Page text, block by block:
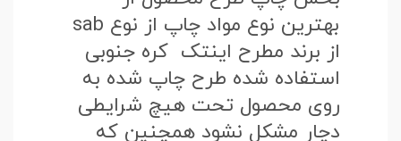
بهترین نوع مواد چاپ از نوع sab
از برند مطرح اینتک کره جنوبی
استفاده شده طرح چاپ شده به
روی محصول تحت هیچ شرایطی
دچار مشکل نشود همچنین که